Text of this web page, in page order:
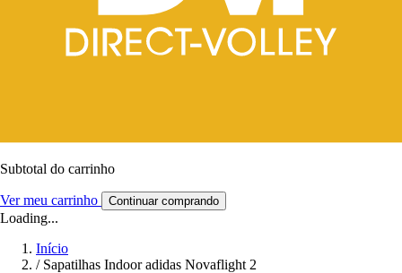
Subtotal do carrinho
Ver meu carrinho Continuar comprando
Loading...
Início
/ Sapatilhas Indoor adidas Novaflight 2